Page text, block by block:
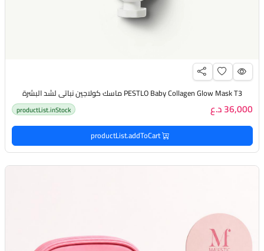
PESTLO Baby Collagen Glow Mask T3 ماسك كولاجين نباتي لشد البشرة
36,000 د.ع productList.inStock
productList.addToCart